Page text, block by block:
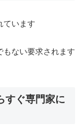
ています
もない要求されます
すぐ専門家に